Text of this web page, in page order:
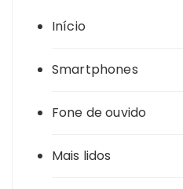
Início
Smartphones
Fone de ouvido
Mais lidos